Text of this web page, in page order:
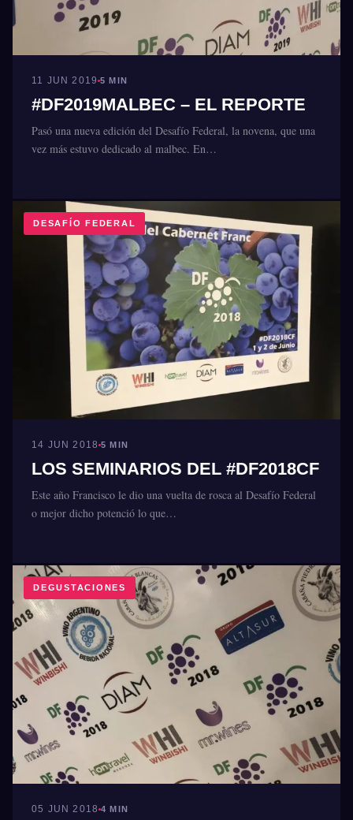
11 JUN 2019 5 MIN
#DF2019MALBEC – EL REPORTE
Pasó una nueva edición del Desafío Federal, la novena, que una
vez más estuvo dedicado al malbec. En…
DESAFÍO FEDERAL
14 JUN 2018 5 MIN
LOS SEMINARIOS DEL #DF2018CF
Este año Francisco le dio una vuelta de rosca al Desafío Federal
o mejor dicho potenció lo que…
DEGUSTACIONES
05 JUN 2018 4 MIN